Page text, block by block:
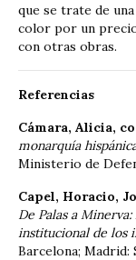
que se trate de
color por un
con otras obras.
Referencias
Cámara, Alicia,
monarquía
Ministerio de
Capel, Horacio,
De Palas a
institucional de los
Barcelona; Madrid: